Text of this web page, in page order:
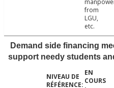
from
LGU,
etc.
Demand side financing
support needy students